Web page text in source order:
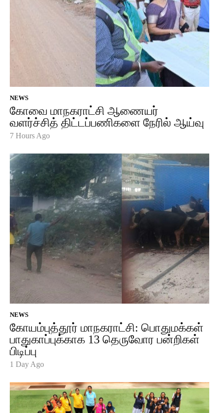
NEWS
கோவை மாநகராட்சி ஆணையர்
வளர்ச்சித் திட்டப்பணிகளை நேரில் ஆய்வு
7 Hours Ago
NEWS
கோயம்புத்தூர் மாநகராட்சி: பொதுமக்கள்
பாதுகாப்புக்காக 13 தெருவோர பன்றிகள்
பிடிப்பு
1 Day Ago